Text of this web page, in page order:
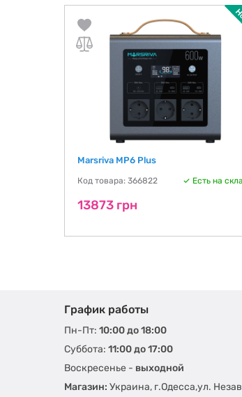
Marsriva MP6 Plus
Код товара: 366822 Есть на
13873 грн
График работы
Пн-Пт: 10:00 до 18:00
Суббота: 11:00 до 17:00
Воскресенье - выходной
Магазин: Украина, г.Одесса,ул.